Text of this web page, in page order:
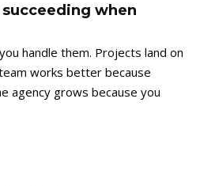
succeeding when
handle them. Projects land on
works better because
agency grows because you